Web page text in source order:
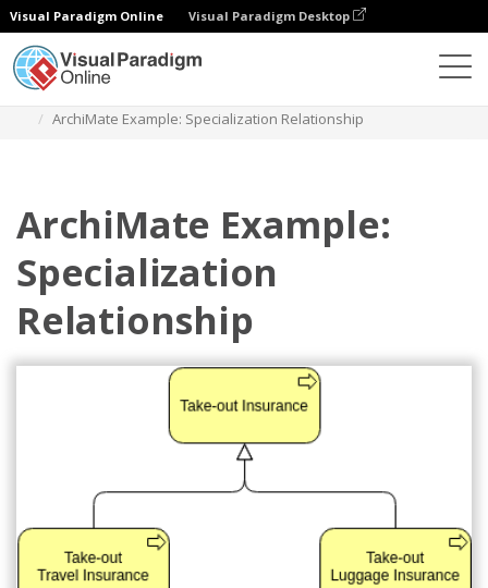
Visual Paradigm Online Visual Paradigm Desktop
ArchiMate Example: Specialization Relationship
ArchiMate Example:
Specialization
Relationship